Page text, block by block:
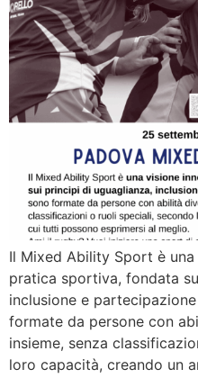
Il Mixed Ability Sport è
pratica sportiva, fondata
inclusione e
formate da persone con
insieme, senza
loro capacità, creando un